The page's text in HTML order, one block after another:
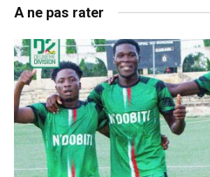
A ne pas rater